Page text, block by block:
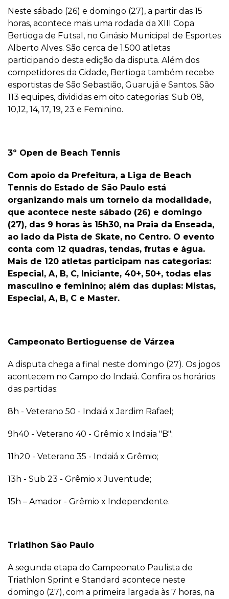
Neste sábado (26) e domingo (27), a partir das 15
horas, acontece mais uma rodada da XIII Copa
Bertioga de Futsal, no Ginásio Municipal de Esportes
Alberto Alves. São cerca de 1.500 atletas
participando desta edição da disputa. Além dos
competidores da Cidade, Bertioga também recebe
esportistas de São Sebastião, Guarujá e Santos. São
113 equipes, divididas em oito categorias: Sub 08,
10,12, 14, 17, 19, 23 e Feminino.
3º Open de Beach Tennis
Com apoio da Prefeitura, a Liga de Beach
Tennis do Estado de São Paulo está
organizando mais um torneio da modalidade,
que acontece neste sábado (26) e domingo
(27), das 9 horas às 15h30, na Praia da Enseada,
ao lado da Pista de Skate, no Centro. O evento
conta com 12 quadras, tendas, frutas e água.
Mais de 120 atletas participam nas categorias:
Especial, A, B, C, Iniciante, 40+, 50+, todas elas
masculino e feminino; além das duplas: Mistas,
Especial, A, B, C e Master.
Campeonato Bertioguense de Várzea
A disputa chega a final neste domingo (27). Os jogos
acontecem no Campo do Indaiá. Confira os horários
das partidas:
8h - Veterano 50 - Indaiá x Jardim Rafael;
9h40 - Veterano 40 - Grêmio x Indaia "B";
11h20 - Veterano 35 - Indaiá x Grêmio;
13h - Sub 23 - Grêmio x Juventude;
15h – Amador - Grêmio x Independente.
Triatlhon São Paulo
A segunda etapa do Campeonato Paulista de
Triathlon Sprint e Standard acontece neste
domingo (27), com a primeira largada às 7 horas, na